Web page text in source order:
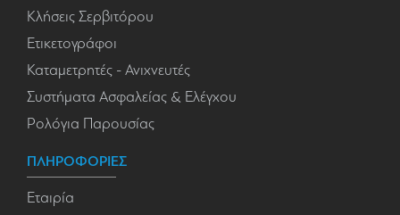
Κλήσεις Σερβιτόρου
Ετικετογράφοι
Καταμετρητές - Ανιχνευτές
Συστήματα Ασφαλείας & Ελέγχου
Ρολόγια Παρουσίας
ΠΛΗΡΟΦΟΡΙΕΣ
Εταιρία